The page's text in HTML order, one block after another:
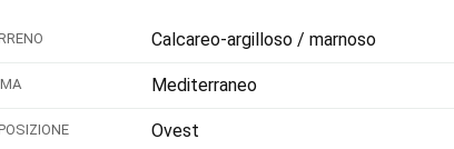
Calcareo-argilloso / marnoso
Mediterraneo
Ovest